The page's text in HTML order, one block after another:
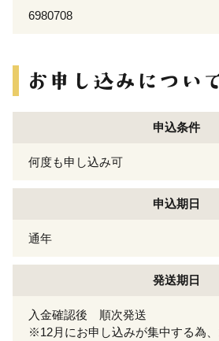
6980708
申込条件
何度も申し込み可
申込期日
通年
発送期日
入金確認後 順次発送
※12月にお申し込みが集中する為